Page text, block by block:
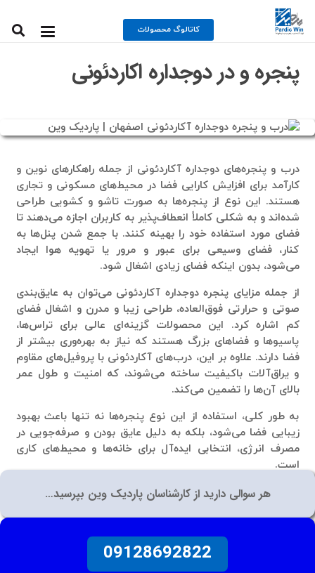
کاتالوگ محصولات
پنجره و در دوجداره اکاردئونی
درب و پنجره‌های دوجداره آکاردئونی از جمله راهکارهای نوین و
کارآمد برای افزایش کارایی فضا در محیط‌های مسکونی و تجاری
هستند. این نوع از پنجره‌ها به صورت تاشو و کشویی طراحی
شده‌اند و به شکلی کاملاً انعطاف‌پذیر به کاربران اجازه می‌دهند تا
فضای مورد استفاده خود را بهینه کنند. با جمع شدن پنل‌ها به
کنار، فضای وسیعی برای عبور و مرور یا تهویه هوا ایجاد
می‌شود، بدون اینکه فضای زیادی اشغال شود.
از جمله مزایای پنجره دوجداره آکاردئونی می‌توان به عایق‌بندی
صوتی و حرارتی فوق‌العاده، طراحی زیبا و مدرن و اشغال فضای
کم اشاره کرد. این محصولات گزینه‌ای عالی برای تراس‌ها،
پاسیوها و فضاهای بزرگ هستند که نیاز به بهره‌وری بیشتر از
فضا دارند. علاوه بر این، درب‌های آکاردئونی با پروفیل‌های مقاوم
و یراق‌آلات باکیفیت ساخته می‌شوند، که امنیت و طول عمر
بالای آن‌ها را تضمین می‌کند.
به طور کلی، استفاده از این نوع پنجره‌ها نه تنها باعث بهبود
زیبایی فضا می‌شود، بلکه به دلیل عایق بودن و صرفه‌جویی در
مصرف انرژی، انتخابی ایده‌آل برای خانه‌ها و محیط‌های کاری
است.
هر سوالی دارید از کارشناسان پاردیک وین بپرسید…
09128692822